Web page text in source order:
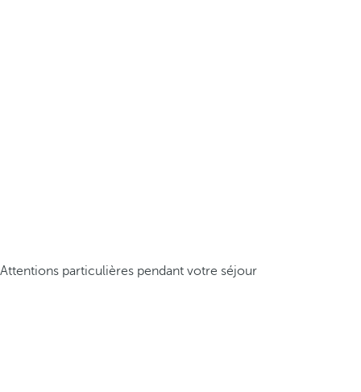
Attentions particulières pendant votre séjour